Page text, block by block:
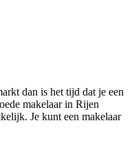
dan is het tijd dat je een
makelaar in Rijen
Je kunt een makelaar